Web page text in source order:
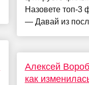
Назовете топ-3
— Давай из
Алексей
как